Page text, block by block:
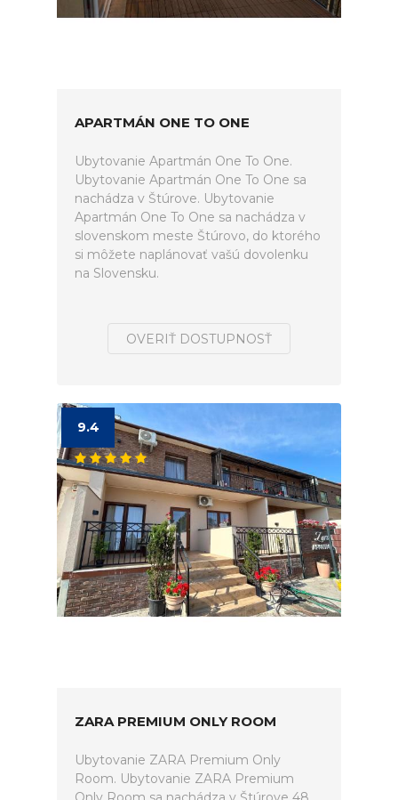
APARTMÁN ONE TO ONE
Ubytovanie Apartmán One To One.
Ubytovanie Apartmán One To One sa
nachádza v Štúrove. Ubytovanie
Apartmán One To One sa nachádza v
slovenskom meste Štúrovo, do ktorého
si môžete naplánovať vašú dovolenku
na Slovensku.
OVERIŤ DOSTUPNOSŤ
9.4
ZARA PREMIUM ONLY ROOM
Ubytovanie ZARA Premium Only
Room. Ubytovanie ZARA Premium